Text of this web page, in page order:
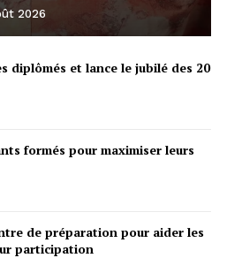
2026
diplômés et lance le jubilé des 20
formés pour maximiser leurs
de préparation pour aider les
participation